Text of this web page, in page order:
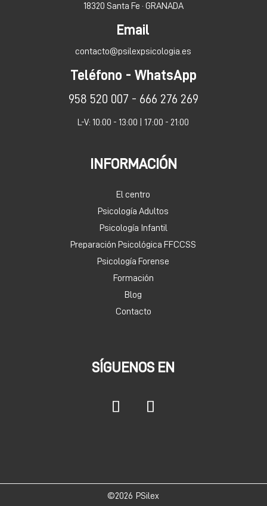
18320 Santa Fe · GRANADA
Email
contacto@psilexpsicologia.es
Teléfono - WhatsApp
958 520 007 - 666 276 269
L-V: 10:00 - 13:00 | 17:00 - 21:00
INFORMACIÓN
El centro
Psicología Adultos
Psicología Infantil
Preparación Psicológica FFCCSS
Psicología Forense
Formación
Blog
Contacto
SÍGUENOS EN
©2026 PSilex